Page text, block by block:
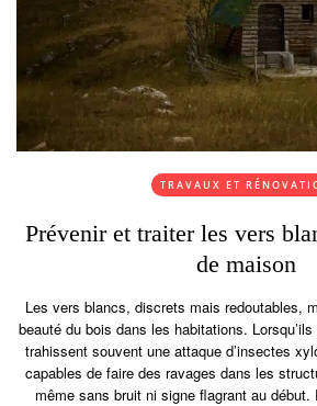
TRAVAUX ET
Prévenir et traiter les vers
de maison
Les vers blancs, discrets mais redoutables,
beauté du bois dans les habitations.
trahissent souvent une attaque d’insectes
capables de faire des ravages dans les
même sans bruit ni signe flagrant au